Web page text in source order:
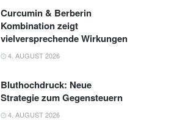
Curcumin & Berberin
Kombination zeigt
vielversprechende Wirkungen
4. AUGUST 2026
Bluthochdruck: Neue
Strategie zum Gegensteuern
4. AUGUST 2026